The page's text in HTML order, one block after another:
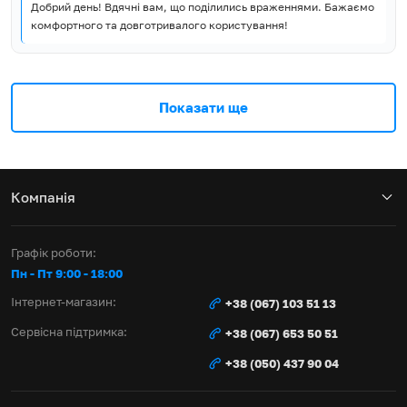
Добрий день! Вдячні вам, що поділились враженнями. Бажаємо
комфортного та довготривалого користування!
Показати ще
Компанія
Графік роботи:
Пн - Пт 9:00 - 18:00
Інтернет-магазин:
+38 (067) 103 51 13
Сервісна підтримка:
+38 (067) 653 50 51
+38 (050) 437 90 04